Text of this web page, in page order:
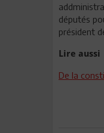
députés
président
Lire aussi
De la